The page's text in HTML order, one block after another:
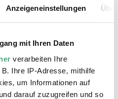
Anzeigeneinstellungen
mit Ihren Daten
verarbeiten Ihre
Ihre IP-Adresse, mithilfe
um Informationen auf
darauf zuzugreifen und so
- Freitag
5 €
bis einschl. 18
frei
2024